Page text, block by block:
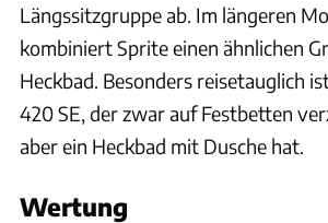
Längssitzgruppe ab. Im längeren
kombiniert Sprite einen ähnlichen
Heckbad. Besonders reisetauglich
420 SE, der zwar auf Festbetten
aber ein Heckbad mit Dusche hat.
Wertung